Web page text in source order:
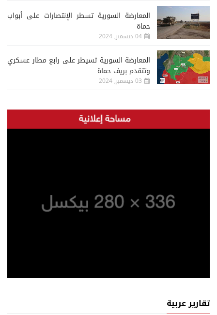
المعارضة السورية تسطر الإنتصارات على أبواب
حماة
04 ديسمبر, 2024
المعارضة السورية تسيطر على رابع مطار عسكري
وتتقدم بريف حماة
03 ديسمبر, 2024
تقارير عربية